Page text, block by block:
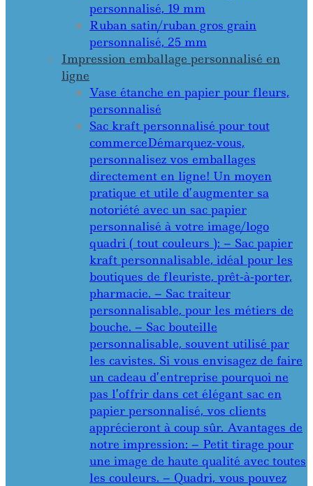
personnalisé, 19 mm
Ruban satin/ruban gros grain
personnalisé, 25 mm
Impression emballage personnalisé en
ligne
Vase étanche en papier pour fleurs,
personnalisé
Sac kraft personnalisé pour tout
commerceDémarquez-vous,
personnalisez vos emballages
directement en ligne! Un moyen
pratique et utile d’augmenter sa
notoriété avec un sac papier
personnalisé à votre image/logo
quadri ( tout couleurs ): – Sac papier
kraft personnalisable, idéal pour les
boutiques de fleuriste, prêt-à-porter,
pharmacie. – Sac traiteur
personnalisable, pour les métiers de
bouche. – Sac bouteille
personnalisable, souvent utilisé par
les cavistes. Si vous envisagez de faire
un cadeau d’entreprise pourquoi ne
pas l’offrir dans cet élégant sac en
papier personnalisé, vos clients
apprécieront à coup sûr. Avantages de
notre impression: – Petit tirage pour
une image de haute qualité avec toutes
les couleurs. – Quadri, vous pouvez